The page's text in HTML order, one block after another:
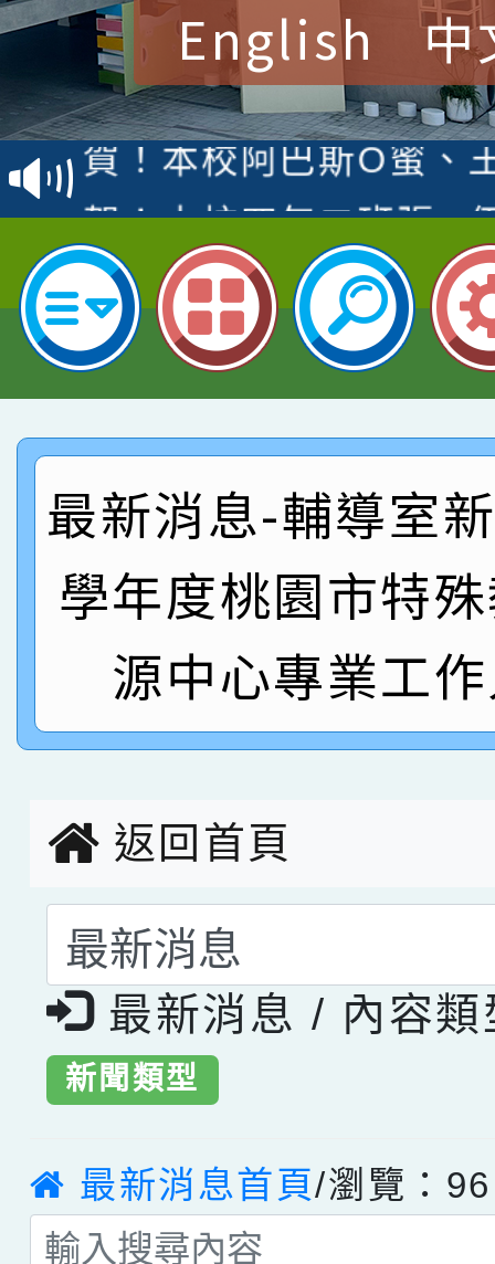
English 中
賀！本校參加桃園市中
賽 洪綺君教師榮獲社
名
賀！本校阿巴斯O蜜、
倩參加桃園市科展 國
名 指導老師王老師、
賀！本校四年二班張O
園市英語競賽國小朗讀
指導老師林老師
賀！本校參加桃園市中
賽 劉文瑛教師榮獲教
賀！本校參與2026世
市賽榮獲科學小創客佳
創客第三名。
賀！本校參加桃園市中
賽 洪綺君教師榮獲社
名
賀！本校阿巴斯O蜜、
倩參加桃園市科展 國
名 指導老師王老師、
賀！本校四年二班張O
園市英語競賽國小朗讀
指導老師林老師
賀！本校參加桃園市中
賽 劉文瑛教師榮獲教
臺灣台語-第二名
賀！本校參與2026世
市賽榮獲科學小創客佳
最新消息-輔導室
學年度桃園市特
源中心專業工
返回首頁
選擇後頁面內容會更
最新消息 / 內容類
新聞類型
最新消息首頁/瀏覽：96